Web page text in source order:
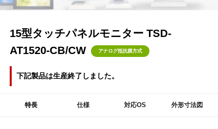
15型タッチパネルモニター TSD-
AT1520-CB/CW
アナログ抵抗膜方式
下記製品は生産終了しました。
特長 仕様 対応OS 外形寸法図